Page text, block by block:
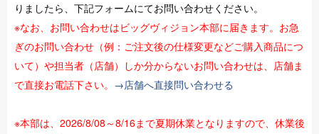
りましたら、下記フォームにてお問い合わせください。
※なお、お問い合わせはビッグヴィジョン本部に届きます。お急
ぎのお問い合わせ（例：ご注文後の仕様変更などご購入商品につ
いて）や担当者（店舗）しか分からないお問い合わせは、店舗ま
で直接お電話下さい。 →店舗へ直接問い合わせる
※本部は、2026/8/08～8/16まで夏期休業となりますので、休業後